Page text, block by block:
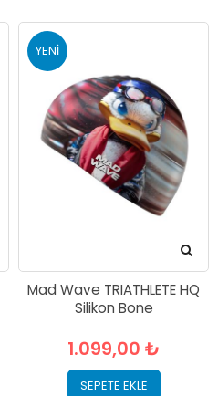
YENI
Mad Wave TRIATHLETE HQ
Silikon Bone
1.099,00 ₺
SEPETE EKLE